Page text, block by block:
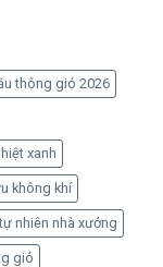
thông gió 2026
xanh
không khí
nhiên nhà xưởng
gió